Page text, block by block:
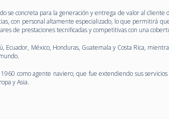
se concreta para la generación y entrega de valor al cliente
con personal altamente especializado, lo que permitirá
de prestaciones tecnificadas y competitivas con una
México, Honduras, Guatemala y Costa Rica,
como agente naviero, que fue extendiendo sus servicios
y Asia.